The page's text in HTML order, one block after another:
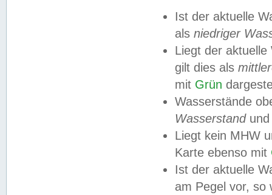
Ist der aktuelle
als niedriger
Liegt der
gilt dies als
mit Grün
Wasserstände
Wasserstandund
Liegt kein MHW
Karte ebenso mit
Ist der aktuelle
am Pegel vor,